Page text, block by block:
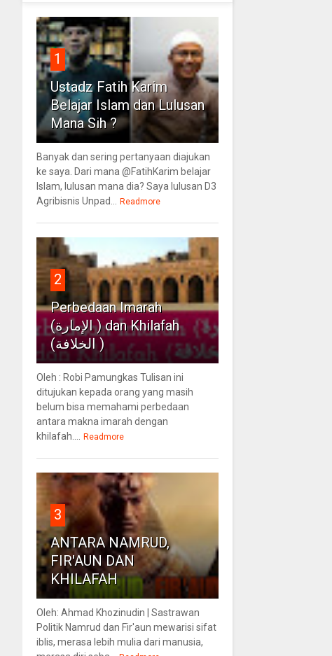
1
Ustadz Fatih Karim
Belajar Islam dan Lulusan
Mana Sih ?
Banyak dan sering pertanyaan diajukan
ke saya. Dari mana @FatihKarim belajar
Islam, lulusan mana dia? Saya lulusan D3
Agribisnis Unpad...
Readmore
2
Perbedaan Imarah
(الإمارة ) dan Khilafah
(الخلافة )
Oleh : Robi Pamungkas Tulisan ini
ditujukan kepada orang yang masih
belum bisa memahami perbedaan
antara makna imarah dengan
khilafah....
Readmore
3
ANTARA NAMRUD,
FIR'AUN DAN
KHILAFAH
Oleh: Ahmad Khozinudin | Sastrawan
Politik Namrud dan Fir'aun mewarisi sifat
iblis, merasa lebih mulia dari manusia,